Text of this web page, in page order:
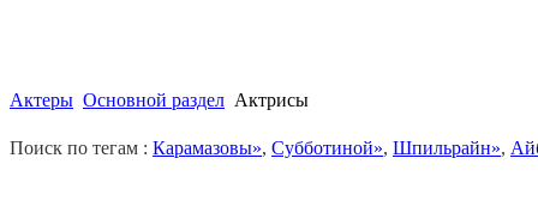
Актеры Основной раздел Актрисы
Поиск по тегам : Карамазовы», Субботиной», Шпильрайн»,